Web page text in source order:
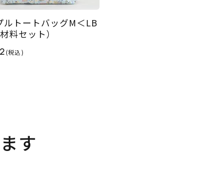
ルトートバッグM＜LB
料セット）
(税込)
す